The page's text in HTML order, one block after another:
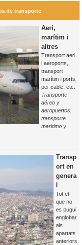
de transporte
Aeri,
marítim i
altres
Transport aeri
i aeroports,
transport
marítim i ports,
per cable, etc.
Transporte
aéreo y
aeropuertos,
transporte
marítimo y
Transp
ort en
genera
Tot el
que no
es pugui
englobar
als
apartats
anteriors